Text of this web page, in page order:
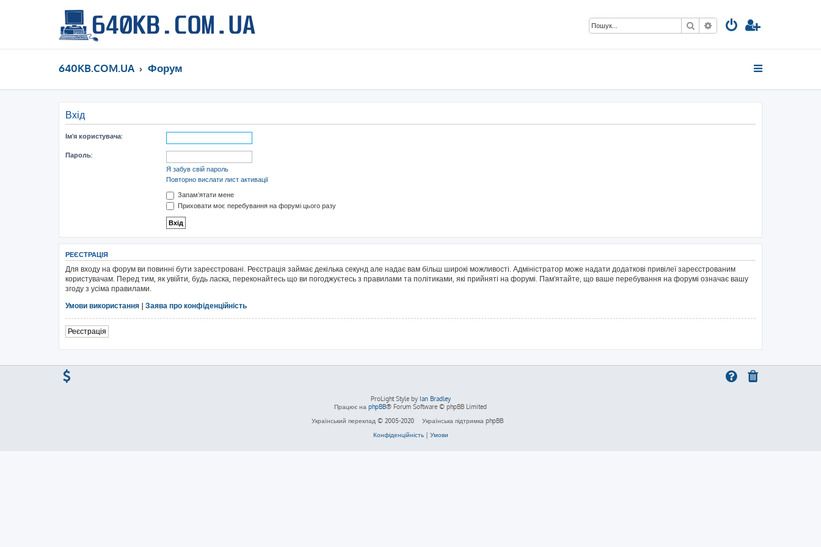
ПошукРозширений пошук
640KB.COM.UA Форум
Вхід
Ім'я користувача:
Пароль:
Я забув свій пароль
Повторно вислати лист активації
Запам'ятати мене
Приховати моє перебування на форумі цього разу
РЕЄСТРАЦІЯ
Для входу на форум ви повинні бути зареєстровані. Реєстрація займає декілька секунд але надає вам більш широкі можливості. Адміністратор може надати додаткові привілеї зареєстрованим
користувачам. Перед тим, як увійти, будь ласка, переконайтесь що ви погоджуєтесь з правилами та політиками, які прийняті на форумі. Пам'ятайте, що ваше перебування на форумі означає вашу
згоду з усіма правилами.
Умови використання | Заява про конфіденційність
Реєстрація
ProLight Style by Ian Bradley
Працює на phpBB® Forum Software © phpBB Limited
Український переклад © 2005-2020
Українська підтримка phpBB
Конфіденційність| Умови